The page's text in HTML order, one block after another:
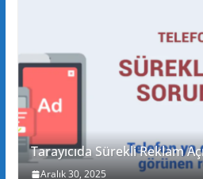
Tarayıcıda Sürekli Reklam
Aralık 30, 2025